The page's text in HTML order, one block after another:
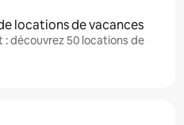
locations de vacances
: découvrez 50 locations de